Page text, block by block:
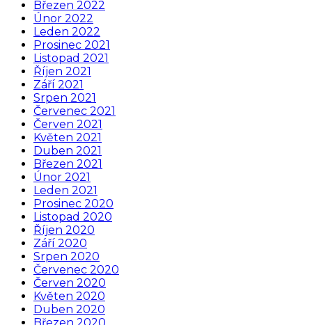
Březen 2022
Únor 2022
Leden 2022
Prosinec 2021
Listopad 2021
Říjen 2021
Září 2021
Srpen 2021
Červenec 2021
Červen 2021
Květen 2021
Duben 2021
Březen 2021
Únor 2021
Leden 2021
Prosinec 2020
Listopad 2020
Říjen 2020
Září 2020
Srpen 2020
Červenec 2020
Červen 2020
Květen 2020
Duben 2020